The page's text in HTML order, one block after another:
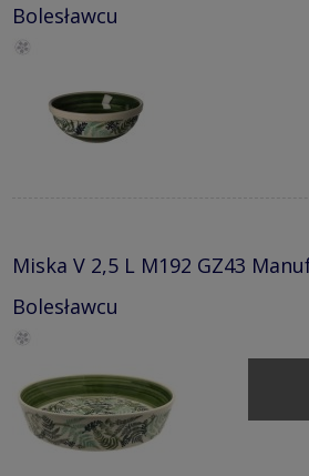
Bolesławcu
Miska V 2,5 L M192 GZ43
Bolesławcu